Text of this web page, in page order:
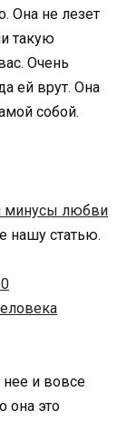
Она не лезет
такую
Очень
ей врут. Она
собой.
любви
нашу статью.
и вовсе
она это